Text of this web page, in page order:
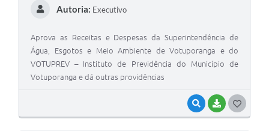
VISUALIZAR
BAIXAR
Autoria: Executivo
Aprova as Receitas e Despesas da Superintendência de
Água, Esgotos e Meio Ambiente de Votuporanga e do
VOTUPREV – Instituto de Previdência do Município de
Votuporanga e dá outras providências